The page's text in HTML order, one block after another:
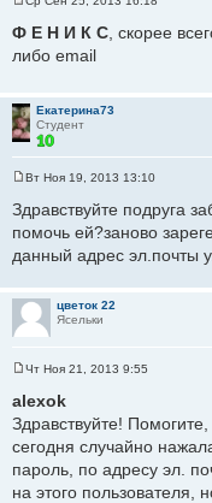
б
н
и
е
Ф Е Н И К С , скорее
либо email
Екатерина73
Студент
о
б
е
и
е
Вт Ноя 19, 2013 13:10
Здравствуйте подруга
помочь ей?заново
данный адрес эл.почты
цветок 22
Ясельки
о
б
щ
е
н
е
Чт Ноя 21, 2013 9:55
alexok
Здравствуйте!
сегодня случайно
пароль, по адресу эл.
на этого пользователя,